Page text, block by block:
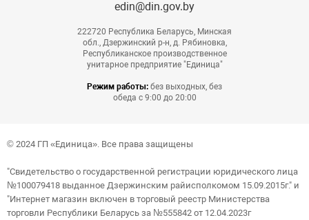
edin@din.gov.by
222720 Республика Беларусь, Минская
обл., Дзержинский р-н, д. Рябиновка,
Республиканское производственное
унитарное предприятие "Единица"
Режим работы: без выходных, без
обеда с 9:00 до 20:00
© 2024 ГП «Единица». Все права защищены
"Свидетельство о государственной регистрации юридического лица
№100079418 выданное Дзержинским райисполкомом 15.09.2015г." и
"Интернет магазин включен в торговый реестр Министерства
торговли Республики Беларусь за №555842 от 12.04.2023г